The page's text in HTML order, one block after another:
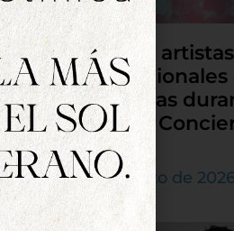
Grandes
internacionales
Tordesillas
Ciclo de
Órgano
4 de agosto de 2026